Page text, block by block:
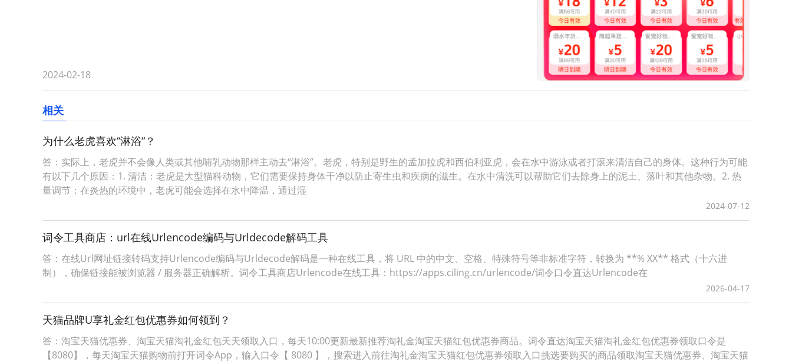
2024-02-18
相关
为什么老虎喜欢“淋浴“？
答：实际上，老虎并不会像人类或其他哺乳动物那样主动去“淋浴”。老虎，特别是野生的孟加拉虎和西伯利亚虎，会在水中游泳或者打滚来清洁自己的身体。这种行为可能
有以下几个原因：1. 清洁：老虎是大型猫科动物，它们需要保持身体干净以防止寄生虫和疾病的滋生。在水中清洗可以帮助它们去除身上的泥土、落叶和其他杂物。2. 热
量调节：在炎热的环境中，老虎可能会选择在水中降温，通过湿
2024-07-12
词令工具商店：url在线Urlencode编码与Urldecode解码工具
答：在线Url网址链接转码支持Urlencode编码与Urldecode解码是一种在线工具，将 URL 中的中文、空格、特殊符号等非标准字符，转换为 **% XX** 格式（十六进
制），确保链接能被浏览器 / 服务器正确解析。词令工具商店Urlencode在线工具：https://apps.ciling.cn/urlencode/词令口令直达Urlencode在
2026-04-17
天猫品牌U享礼金红包优惠券如何领到？
答：淘宝天猫优惠券、淘宝天猫淘礼金红包天天领取入口，每天10:00更新最新推荐淘礼金淘宝天猫红包优惠券商品。词令直达淘宝天猫淘礼金红包优惠券领取口令是
【8080】，每天淘宝天猫购物前打开词令App，输入口令【 8080 】，搜索进入前往淘礼金淘宝天猫红包优惠券领取入口挑选要购买的商品领取淘宝天猫优惠券、淘宝天猫